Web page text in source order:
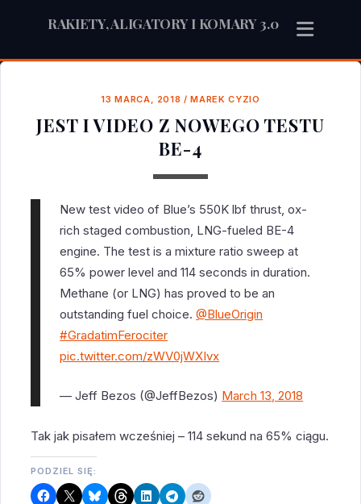
RAKIETY, ALIGATORY I KOMARY 3.0
13 MARCA, 2018 /MAREK CYZIO
JEST I VIDEO Z NOWEGO TESTU
BE-4
New test video of Blue’s 550K lbf thrust, ox-
rich staged combustion, LNG-fueled BE-4
engine. The test is a mixture ratio sweep at
65% power level and 114 seconds in duration.
Methane (or LNG) has proved to be an
outstanding fuel choice.@BlueOrigin
#GradatimFerociter
pic.twitter.com/zWV0jWXIvx
— Jeff Bezos (@JeffBezos) March 13, 2018
Tak jak pisałem wcześniej – 114 sekund na 65% ciągu.
PODZIEL SIĘ: